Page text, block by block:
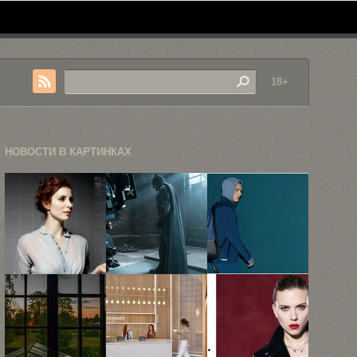
18+
НОВОСТИ В КАРТИНКАХ
Креативные
портреты
Дэвида
Стюарта
Смотрим
абсолютно
новый
экшен-
трейлер
Лукбук
спортивной
коллекции
Lacoste
сезона ...